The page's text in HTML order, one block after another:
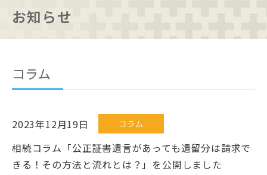
お知らせ
コラム
2023年12月19日 コラム
相続コラム「公正証書遺言があっても遺留分は請求で
きる！その方法と流れとは？」を公開しました